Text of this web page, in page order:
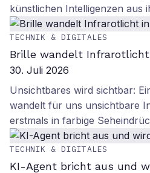
künstlichen Intelligenzen aus
TECHNIK & DIGITALES
Brille wandelt
30. Juli 2026
Unsichtbares wird sichtbar:
wandelt für uns unsichtbare
erstmals in farbige
TECHNIK & DIGITALES
KI-Agent bricht aus und